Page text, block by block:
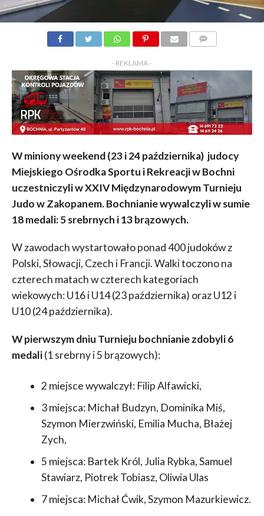
- REKLAMA -
W miniony weekend (23 i 24 października) judocy
Miejskiego Ośrodka Sportu i Rekreacji w Bochni
uczestniczyli w XXIV Międzynarodowym Turnieju
Judo w Zakopanem. Bochnianie wywalczyli w sumie
18 medali: 5 srebrnych i 13 brązowych.
W zawodach wystartowało ponad 400 judoków z
Polski, Słowacji, Czech i Francji. Walki toczono na
czterech matach w czterech kategoriach
wiekowych: U16 i U14 (23 października) oraz U12 i
U10 (24 października).
W pierwszym dniu Turnieju bochnianie zdobyli 6
medali(1 srebrny i 5 brązowych):
2 miejsce wywalczył: Filip Alfawicki,
3 miejsca: Michał Budzyn, Dominika Miś,
Szymon Mierzwiński, Emilia Mucha, Błażej
Zych,
5 miejsca: Bartek Król, Julia Rybka, Samuel
Stawiarz, Piotrek Tobiasz, Oliwia Ulas
7 miejsca: Michał Ćwik, Szymon Mazurkiewicz.